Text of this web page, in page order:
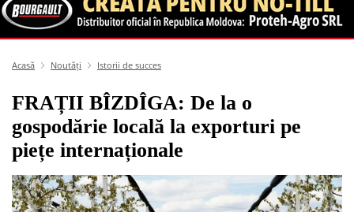
Acasă Noutăți Istorii de succes
FRAȚII BÎZDÎGA: De la o
gospodărie locală la exporturi pe
piețe internaționale